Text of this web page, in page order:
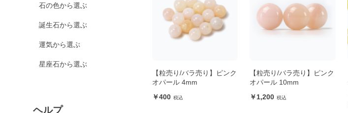
石の色から選ぶ
誕生石から選ぶ
運気から選ぶ
星座石から選ぶ
ヘルプ
【粒売り/バラ売り】ピンク
オパール 4mm
400
【粒売り/バラ売り】ピンク
オパール 10mm
1,200